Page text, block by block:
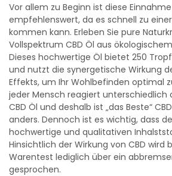
Vor allem zu Beginn ist diese
empfehlenswert, da es schnell zu
kommen kann. Erleben Sie pure
Vollspektrum CBD Öl aus
Dieses hochwertige Öl bietet 250
und nutzt die synergetische Wirkung
Effekts, um Ihr Wohlbefinden optimal
jeder Mensch reagiert unterschiedlich
CBD Öl und deshalb ist „das Beste“
anders. Dennoch ist es wichtig, dass
hochwertige und qualitativen
Hinsichtlich der Wirkung von CBD wird
Warentest lediglich über ein
gesprochen.